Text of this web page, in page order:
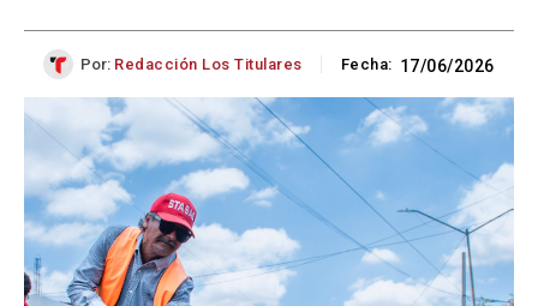
Por: Redacción Los Titulares Fecha: 17/06/2026